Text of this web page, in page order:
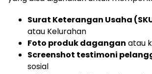
Surat Keterangan Usaha
atau Kelurahan
Foto produk dagangan atau
Screenshot testimoni
sosial